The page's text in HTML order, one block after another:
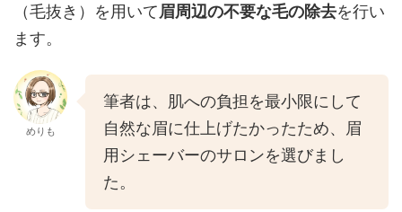
（毛抜き）を用いて眉周辺の不要な毛の除去を行い
ます。
めりも
筆者は、肌への負担を最小限にして
自然な眉に仕上げたかったため、眉
用シェーバーのサロンを選びまし
た。